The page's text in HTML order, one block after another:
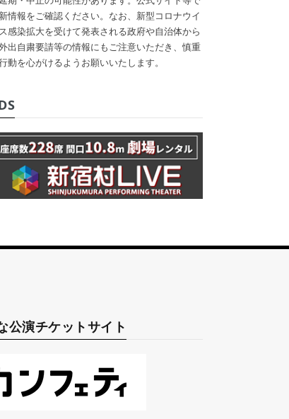
情報をご確認ください。なお、新型コロナウイ
感染拡大を受けて発表される政府や自治体から
出自粛要請等の情報にもご注意いただき、慎重
動を心がけるようお願いいたします。
公演チケットサイト